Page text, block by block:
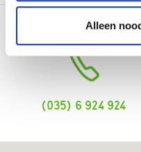
Alleen
(035) 6 924 924